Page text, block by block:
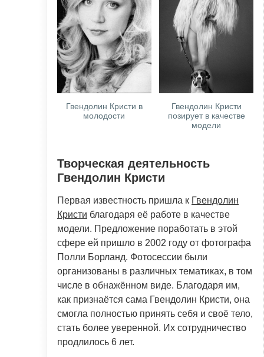
Гвендолин Кристи в
молодости
Гвендолин Кристи
позирует в качестве
модели
Творческая деятельность
Гвендолин Кристи
Первая известность пришла к Гвендолин
Кристи благодаря её работе в качестве
модели. Предложение поработать в этой
сфере ей пришло в 2002 году от фотографа
Полли Борланд. Фотосессии были
организованы в различных тематиках, в том
числе в обнажённом виде. Благодаря им,
как признаётся сама Гвендолин Кристи, она
смогла полностью принять себя и своё тело,
стать более уверенной. Их сотрудничество
продлилось 6 лет.